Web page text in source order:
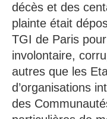
décès et des
plainte était
TGI de Paris
involontaire,
autres que les
d’organisations
des